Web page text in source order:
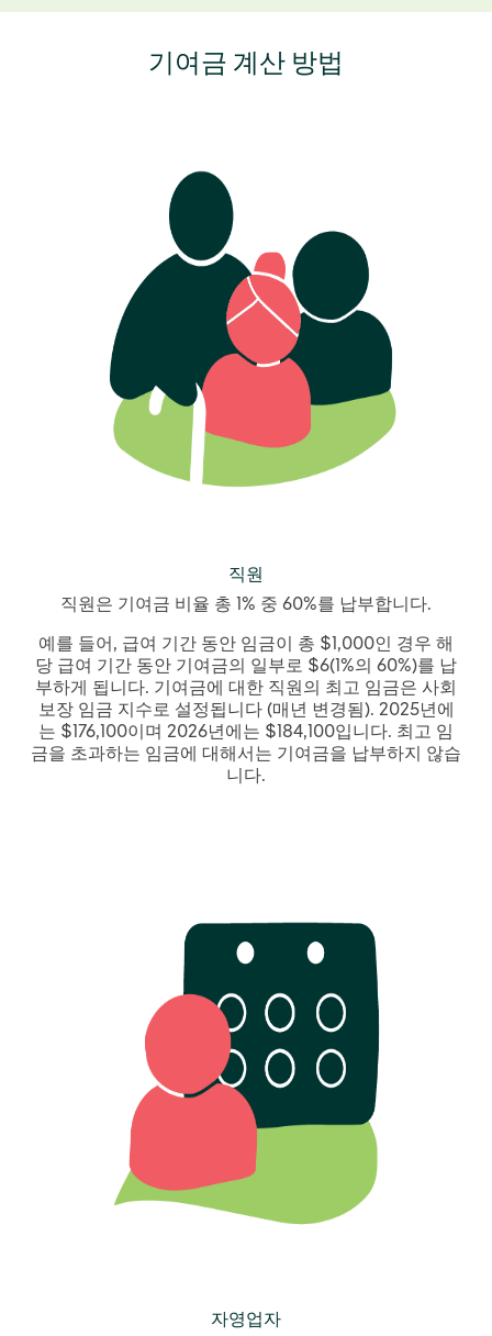
기여금 계산 방법
직원
직원은 기여금 비율 총 1% 중 60%를 납부합니다.
예를 들어, 급여 기간 동안 임금이 총 $1,000인 경우 해
당 급여 기간 동안 기여금의 일부로 $6(1%의 60%)를 납
부하게 됩니다. 기여금에 대한 직원의 최고 임금은 사회
보장 임금 지수로 설정됩니다 (매년 변경됨). 2025년에
는 $176,100이며 2026년에는 $184,100입니다. 최고 임
금을 초과하는 임금에 대해서는 기여금을 납부하지 않습
니다.
자영업자